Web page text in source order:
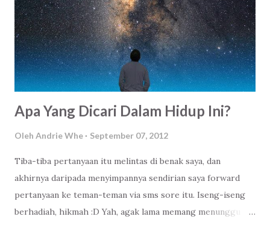
. Penasaran saya searching alamat webnya, alamat Facebook
baik grup dan halaman fanspagenya dan tidak ketinggalan
twitternya. Lalu singkat cerita dengan berani dan agak ragu
saya mengisi form pendaftaran tanda akan hadir disana, di
acara Ulang Tahun ke...
Apa Yang Dicari Dalam Hidup Ini?
Oleh Andrie Whe September 07, 2012
Tiba-tiba pertanyaan itu melintas di benak saya, dan
akhirnya daripada menyimpannya sendirian saya forward
pertanyaan ke teman-teman via sms sore itu. Iseng-iseng
berhadiah, hikmah :D Yah, agak lama memang menunggu